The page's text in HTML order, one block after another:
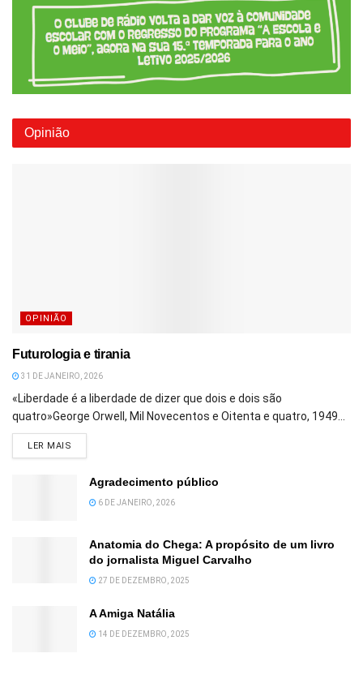
Opinião
OPINIÃO
Futurologia e tirania
31 DE JANEIRO, 2026
«Liberdade é a liberdade de dizer que dois e dois são
quatro»George Orwell, Mil Novecentos e Oitenta e quatro, 1949...
LER MAIS
Agradecimento público
6 DE JANEIRO, 2026
Anatomia do Chega: A propósito de um livro
do jornalista Miguel Carvalho
27 DE DEZEMBRO, 2025
A Amiga Natália
14 DE DEZEMBRO, 2025